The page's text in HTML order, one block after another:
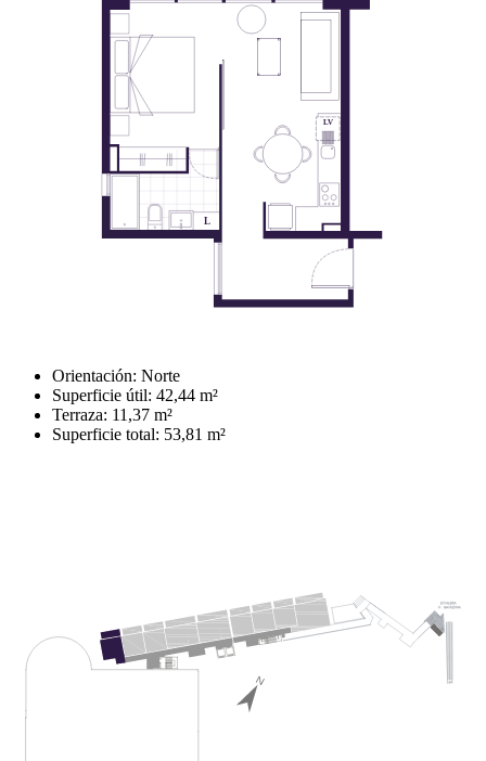
Orientación: Norte
Superficie útil: 42,44 m²
Terraza: 11,37 m²
Superficie total: 53,81 m²